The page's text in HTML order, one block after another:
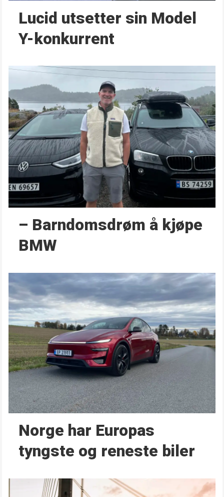
Lucid utsetter sin Model
Y-konkurrent
– Barndoms­drøm å kjøpe
BMW
Norge har Europas
tyngste og reneste biler